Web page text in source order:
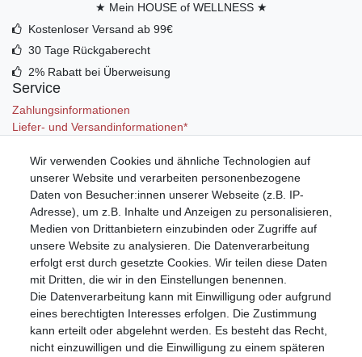
★ Mein HOUSE of WELLNESS ★
Kostenloser Versand ab 99€
30 Tage Rückgaberecht
2% Rabatt bei Überweisung
Service
Zahlungsinformationen
Liefer- und Versandinformationen*
Mein Konto
Registrieren
Anmelden (Login)
Warenkorb
Wir verwenden Cookies und ähnliche Technologien auf
unserer Website und verarbeiten personenbezogene
Daten von Besucher:innen unserer Webseite (z.B. IP-
Adresse), um z.B. Inhalte und Anzeigen zu personalisieren,
Medien von Drittanbietern einzubinden oder Zugriffe auf
unsere Website zu analysieren. Die Datenverarbeitung
erfolgt erst durch gesetzte Cookies. Wir teilen diese Daten
mit Dritten, die wir in den Einstellungen benennen.
Die Datenverarbeitung kann mit Einwilligung oder aufgrund
eines berechtigten Interesses erfolgen. Die Zustimmung
kann erteilt oder abgelehnt werden. Es besteht das Recht,
nicht einzuwilligen und die Einwilligung zu einem späteren